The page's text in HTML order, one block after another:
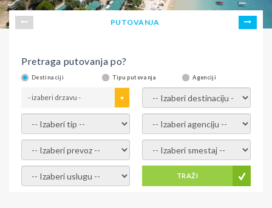
PUTOVANJA
Pretraga putovanja po?
Destinaciji Tipu putovanja Agenciji
- izaberi drzavu - - izaberi destinaciju -
- izaberi tip - - izaberi agenciju -
- izaberi prevoz - - Izaberite smestaj -
- Izaberite uslugu - TRAŽI